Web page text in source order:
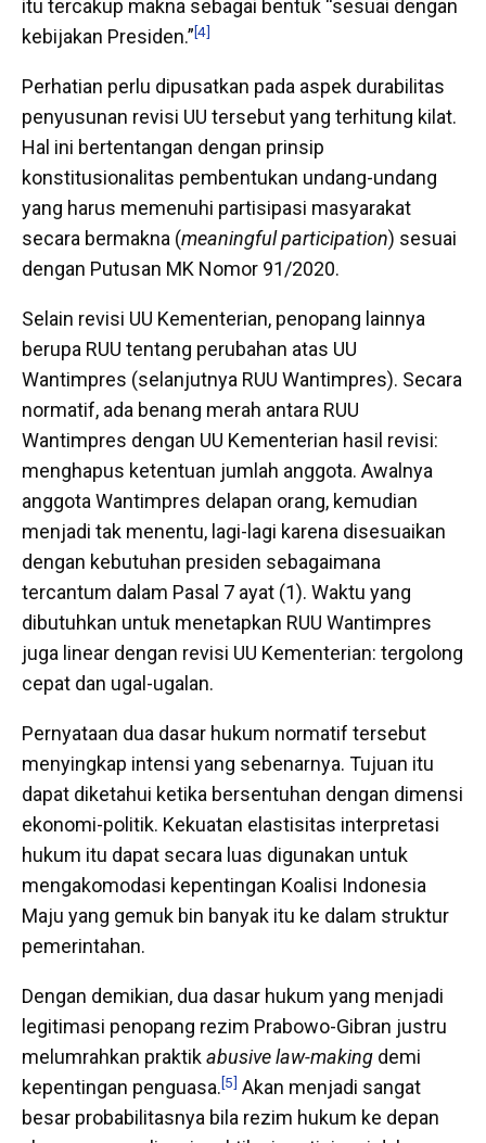
itu tercakup makna sebagai bentuk “sesuai dengan
kebijakan Presiden.”[4]
Perhatian perlu dipusatkan pada aspek durabilitas
penyusunan revisi UU tersebut yang terhitung kilat.
Hal ini bertentangan dengan prinsip
konstitusionalitas pembentukan undang-undang
yang harus memenuhi partisipasi masyarakat
secara bermakna (meaningful participation) sesuai
dengan Putusan MK Nomor 91/2020.
Selain revisi UU Kementerian, penopang lainnya
berupa RUU tentang perubahan atas UU
Wantimpres (selanjutnya RUU Wantimpres). Secara
normatif, ada benang merah antara RUU
Wantimpres dengan UU Kementerian hasil revisi:
menghapus ketentuan jumlah anggota. Awalnya
anggota Wantimpres delapan orang, kemudian
menjadi tak menentu, lagi-lagi karena disesuaikan
dengan kebutuhan presiden sebagaimana
tercantum dalam Pasal 7 ayat (1). Waktu yang
dibutuhkan untuk menetapkan RUU Wantimpres
juga linear dengan revisi UU Kementerian: tergolong
cepat dan ugal-ugalan.
Pernyataan dua dasar hukum normatif tersebut
menyingkap intensi yang sebenarnya. Tujuan itu
dapat diketahui ketika bersentuhan dengan dimensi
ekonomi-politik. Kekuatan elastisitas interpretasi
hukum itu dapat secara luas digunakan untuk
mengakomodasi kepentingan Koalisi Indonesia
Maju yang gemuk bin banyak itu ke dalam struktur
pemerintahan.
Dengan demikian, dua dasar hukum yang menjadi
legitimasi penopang rezim Prabowo-Gibran justru
melumrahkan praktikabusive law-making demi
kepentingan penguasa.[5] Akan menjadi sangat
besar probabilitasnya bila rezim hukum ke depan